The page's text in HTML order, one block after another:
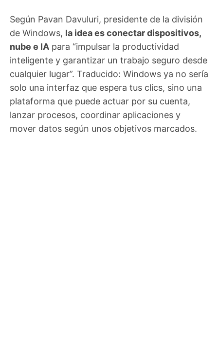
Según Pavan Davuluri, presidente de la división
de Windows, la idea es conectar dispositivos,
nube e IA para “impulsar la productividad
inteligente y garantizar un trabajo seguro desde
cualquier lugar”. Traducido: Windows ya no sería
solo una interfaz que espera tus clics, sino una
plataforma que puede actuar por su cuenta,
lanzar procesos, coordinar aplicaciones y
mover datos según unos objetivos marcados.